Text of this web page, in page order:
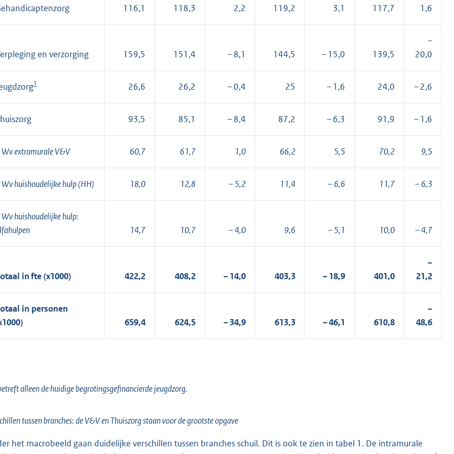
116,1 118,3 2,2 119,2 3,1 117,7 1,6
en verzorging 159,5 151,4 – 8,1 144,5 – 15,0 139,5
–
20,0
1 26,6 26,2 – 0,4 25 – 1,6 24,0 – 2,6
93,5 85,1 – 8,4 87,2 – 6,3 91,9 – 1,6
extramurale V&V 60,7 61,7 1,0 66,2 5,5 70,2 9,5
huishoudelijke hulp (HH) 18,0 12,8 – 5,2 11,4 – 6,6 11,7 – 6,3
huishoudelijke hulp:
14,7 10,7 – 4,0 9,6 – 5,1 10,0 – 4,7
in fte (x1000) 422,2 408,2 – 14,0 403,3 – 18,9 401,0
–
21,2
in personen
659,4 624,5 – 34,9 613,3 – 46,1 610,8
–
48,6
alleen de huidige begrotingsgefinancierde jeugdzorg.
tussen branches: de V&V en Thuiszorg staan voor de grootste opgave
het macrobeeld gaan duidelijke verschillen tussen branches schuil. Dit is ook te zien in tabel 1. De intramurale